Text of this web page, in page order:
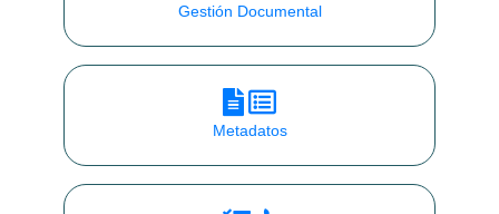
Gestión Documental
Metadatos